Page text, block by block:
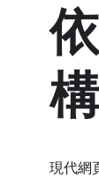
構
現代網